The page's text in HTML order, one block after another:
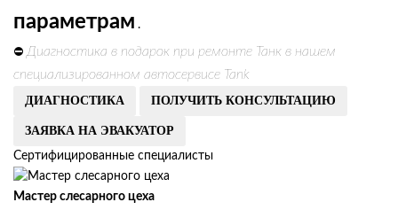
параметрам .
⛔ Диагностика в подарок при ремонте Танк в нашем
специализированном автосервисе Tank
ДИАГНОСТИКА ПОЛУЧИТЬ КОНСУЛЬТАЦИЮ
ЗАЯВКА НА ЭВАКУАТОР
Сертифицированные специалисты
Мастер слесарного цеха